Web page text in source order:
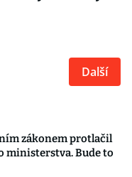
Další
zákonem protlačil
ministerstva. Bude to